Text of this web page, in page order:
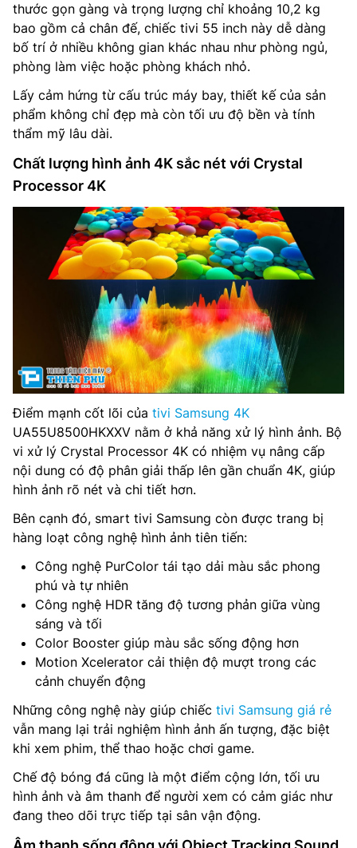
thước gọn gàng và trọng lượng chỉ khoảng 10,2 kg
bao gồm cả chân đế, chiếc tivi 55 inch này dễ dàng
bố trí ở nhiều không gian khác nhau như phòng ngủ,
phòng làm việc hoặc phòng khách nhỏ.
Lấy cảm hứng từ cấu trúc máy bay, thiết kế của sản
phẩm không chỉ đẹp mà còn tối ưu độ bền và tính
thẩm mỹ lâu dài.
Chất lượng hình ảnh 4K sắc nét với Crystal
Processor 4K
Điểm mạnh cốt lõi của tivi Samsung 4K
UA55U8500HKXXV nằm ở khả năng xử lý hình ảnh. Bộ
vi xử lý Crystal Processor 4K có nhiệm vụ nâng cấp
nội dung có độ phân giải thấp lên gần chuẩn 4K, giúp
hình ảnh rõ nét và chi tiết hơn.
Bên cạnh đó, smart tivi Samsung còn được trang bị
hàng loạt công nghệ hình ảnh tiên tiến:
Công nghệ PurColor tái tạo dải màu sắc phong
phú và tự nhiên
Công nghệ HDR tăng độ tương phản giữa vùng
sáng và tối
Color Booster giúp màu sắc sống động hơn
Motion Xcelerator cải thiện độ mượt trong các
cảnh chuyển động
Những công nghệ này giúp chiếc tivi Samsung giá rẻ
vẫn mang lại trải nghiệm hình ảnh ấn tượng, đặc biệt
khi xem phim, thể thao hoặc chơi game.
Chế độ bóng đá cũng là một điểm cộng lớn, tối ưu
hình ảnh và âm thanh để người xem có cảm giác như
đang theo dõi trực tiếp tại sân vận động.